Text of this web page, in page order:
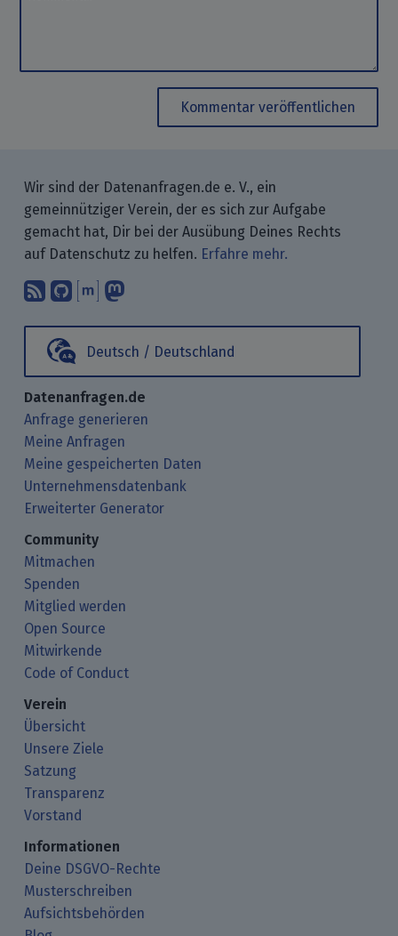
Kommentar veröffentlichen
Wir sind der Datenanfragen.de e. V., ein
gemeinnütziger Verein, der es sich zur Aufgabe
gemacht hat, Dir bei der Ausübung Deines Rechts
auf Datenschutz zu helfen. Erfahre mehr.
Abonniere unsere Blogbeiträge mit
Finde uns bei GitHub.
Unterhalte Dich mit uns über
Deutsch / Deutschland
Datenanfragen.de
Anfrage generieren
Meine Anfragen
Meine gespeicherten Daten
Unternehmensdatenbank
Erweiterter Generator
Community
Mitmachen
Spenden
Mitglied werden
Open Source
Mitwirkende
Code of Conduct
Verein
Übersicht
Unsere Ziele
Satzung
Transparenz
Vorstand
Informationen
Deine DSGVO-Rechte
Musterschreiben
Aufsichtsbehörden